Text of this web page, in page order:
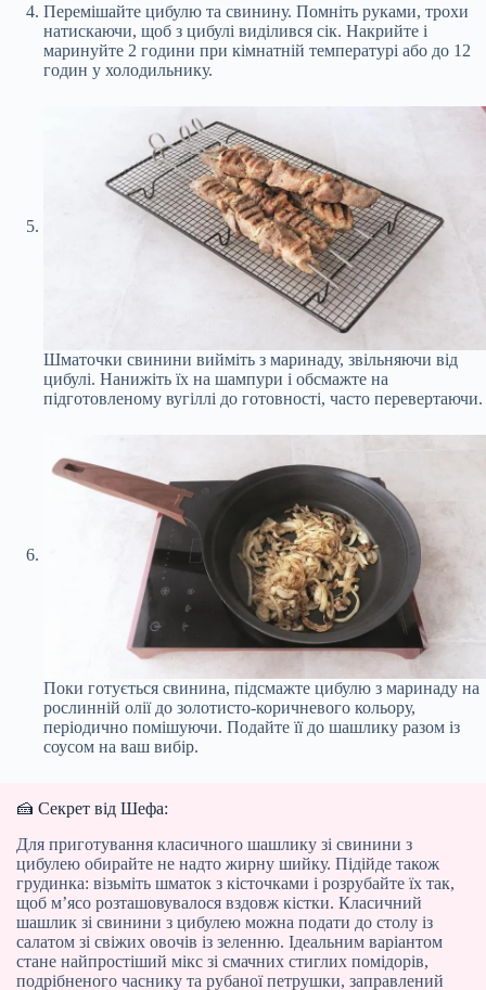
Перемішайте цибулю та свинину. Помніть руками, трохи
натискаючи, щоб з цибулі виділився сік. Накрийте і
маринуйте 2 години при кімнатній температурі або до 12
годин у холодильнику.
Шматочки свинини вийміть з маринаду, звільняючи від
цибулі. Нанижіть їх на шампури і обсмажте на
підготовленому вугіллі до готовності, часто перевертаючи.
Поки готується свинина, підсмажте цибулю з маринаду на
рослинній олії до золотисто-коричневого кольору,
періодично помішуючи. Подайте її до шашлику разом із
соусом на ваш вибір.
🍰 Секрет від Шефа:
Для приготування класичного шашлику зі свинини з
цибулею обирайте не надто жирну шийку. Підійде також
грудинка: візьміть шматок з кісточками і розрубайте їх так,
щоб м’ясо розташовувалося вздовж кістки. Класичний
шашлик зі свинини з цибулею можна подати до столу із
салатом зі свіжих овочів із зеленню. Ідеальним варіантом
стане найпростіший мікс зі смачних стиглих помідорів,
подрібненого часнику та рубаної петрушки, заправлений